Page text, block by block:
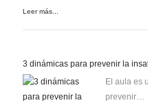
Leer más...
3 dinámicas para prevenir la
El aula es
prevenir…